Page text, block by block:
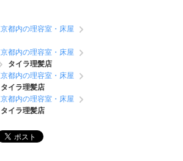
都内の理容室・床屋
都内の理容室・床屋
タイラ理髪店
都内の理容室・床屋
タイラ理髪店
都内の理容室・床屋
タイラ理髪店